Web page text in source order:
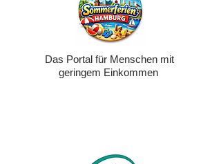
Das Portal für Menschen mit
geringem Einkommen